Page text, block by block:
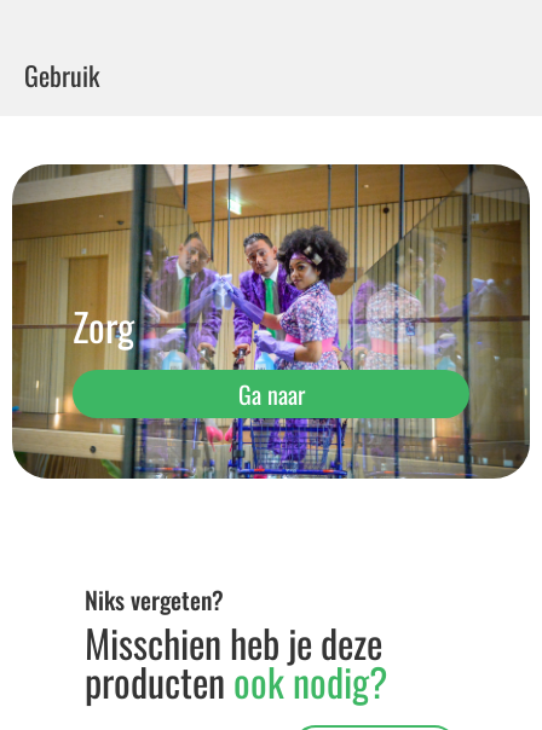
Gebruik
Zorg
Ga naar
Niks vergeten?
Misschien heb je deze
productenook nodig?